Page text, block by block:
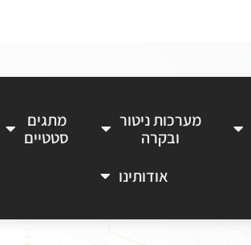
מערכות ניטור
ובקרה
מתגים
סטטיים
אודותינו